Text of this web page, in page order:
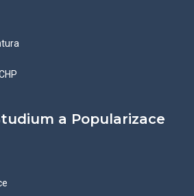
a Popularizace